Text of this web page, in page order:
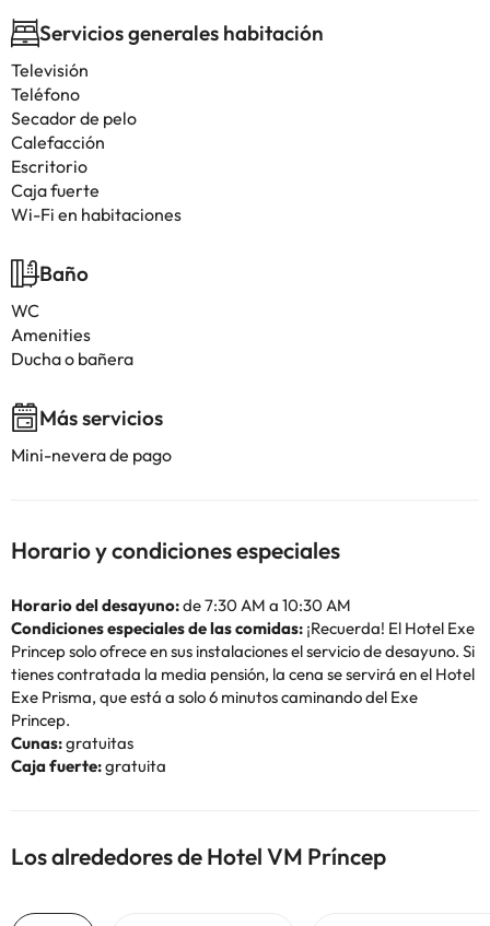
Servicios generales habitación
Televisión
Teléfono
Secador de pelo
Calefacción
Escritorio
Caja fuerte
Wi-Fi en habitaciones
Baño
WC
Amenities
Ducha o bañera
Más servicios
Mini-nevera de pago
Horario y condiciones especiales
Horario del desayuno:de 7:30 AM a 10:30 AM
Condiciones especiales de las comidas: ¡Recuerda! El Hotel Exe
Princep solo ofrece en sus instalaciones el servicio de desayuno. Si
tienes contratada la media pensión, la cena se servirá en el Hotel
Exe Prisma, que está a solo 6 minutos caminando del Exe
Princep.
Cunas:gratuitas
Caja fuerte:gratuita
Los alrededores de Hotel VM Príncep